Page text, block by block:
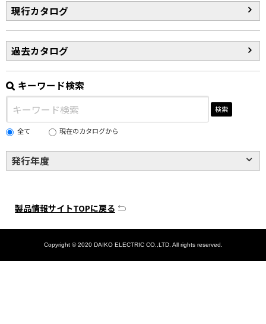
現行カタログ
過去カタログ
キーワード検索
検索
全て 現在のカタログから
発行年度
製品情報サイトTOPに戻る
Copyright © 2020 DAIKO ELECTRIC CO.,LTD. All rights reserved.